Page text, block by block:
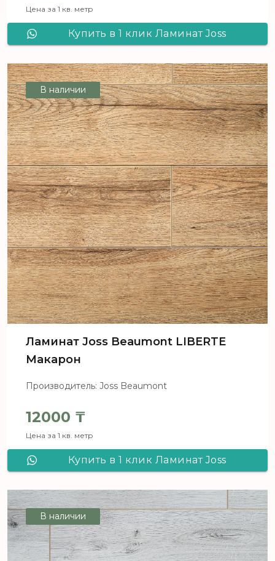
Цена за 1 кв. метр
Купить в 1 клик Ламинат Joss
В наличии
Ламинат Joss Beaumont LIBERTE
Макарон
Производитель: Joss Beaumont
12000 ₸
Цена за 1 кв. метр
Купить в 1 клик Ламинат Joss
В наличии